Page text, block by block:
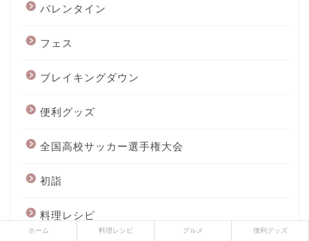
バレンタイン
フェス
ブレイキングダウン
便利グッズ
全国高校サッカー選手権大会
初詣
料理レシピ
ホーム 料理レシピ グルメ 便利グッズ